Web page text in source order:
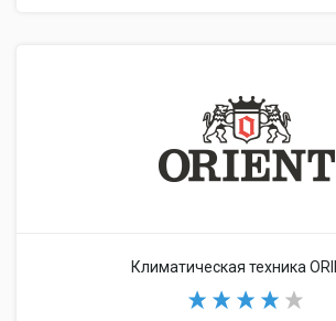
Климатическая техника